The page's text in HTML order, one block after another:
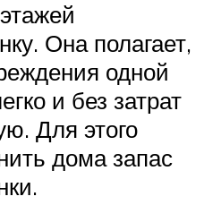
Она полагает,
одной
и без затрат
Для этого
дома запас